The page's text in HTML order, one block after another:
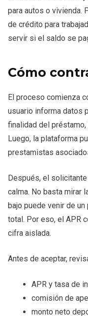
para autos o vivienda.
de crédito para
servir si el saldo se
Cómo
El proceso comienza
usuario informa datos
finalidad del
Luego, la plataforma
prestamistas
Después, el
calma. No basta mirar
bajo puede venir de
total. Por eso, el APR
cifra aislada.
Antes de aceptar,
APR y tasa de
comisión de
monto neto